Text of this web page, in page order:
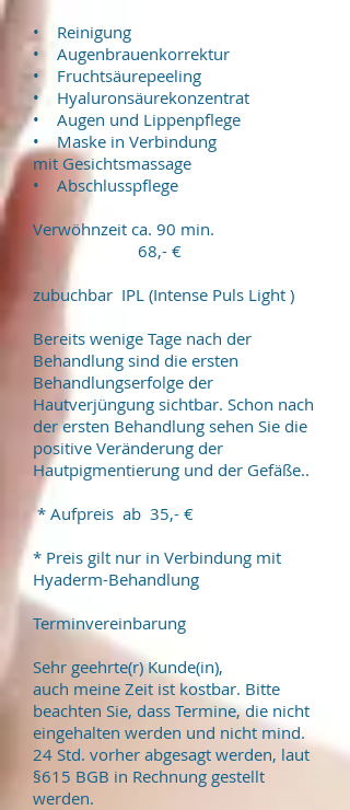
• Reinigung
• Augenbrauenkorrektur
• Fruchtsäurepeeling
• Hyaluronsäurekonzentrat
• Augen und Lippenpflege
• Maske in Verbindung
mit Gesichtsmassage
• Abschlusspflege
Verwöhnzeit ca. 90 min.
68,- €
zubuchbar IPL (Intense Puls Light )
Bereits wenige Tage nach der
Behandlung sind die ersten
Behandlungserfolge der
Hautverjüngung sichtbar. Schon nach
der ersten Behandlung sehen Sie die
positive Veränderung der
Hautpigmentierung und der Gefäße..
* Aufpreis ab 35,- €
* Preis gilt nur in Verbindung mit
Hyaderm-Behandlung
Terminvereinbarung
Sehr geehrte(r) Kunde(in),
auch meine Zeit ist kostbar. Bitte
beachten Sie, dass Termine, die nicht
eingehalten werden und nicht mind.
24 Std. vorher abgesagt werden, laut
§615 BGB in Rechnung gestellt
werden.